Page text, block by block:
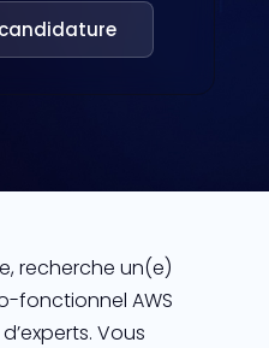
recherche un(e)
fonctionnel AWS
Vous